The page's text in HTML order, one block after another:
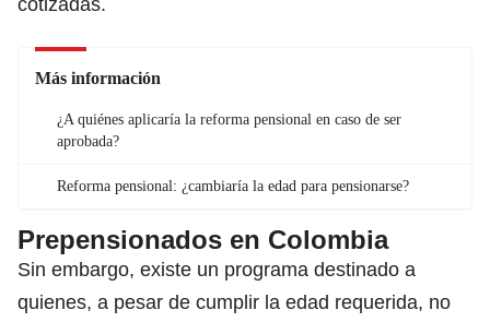
Más información
¿A quiénes aplicaría la reforma pensional en caso de ser
aprobada?
Reforma pensional: ¿cambiaría la edad para pensionarse?
Prepensionados en Colombia
Sin embargo, existe un programa destinado a
quienes, a pesar de cumplir la edad requerida, no